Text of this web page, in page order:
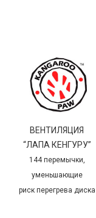
ВЕНТИЛЯЦИЯ
“ЛАПА КЕНГУРУ”
144 перемычки,
уменьшающие
риск перегрева диска